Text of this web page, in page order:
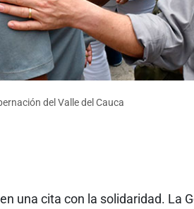
del Valle del Cauca
una cita con la solidaridad. La